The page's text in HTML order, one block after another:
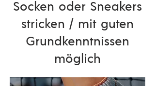
Socken oder Sneakers
stricken / mit guten
Grundkenntnissen
möglich